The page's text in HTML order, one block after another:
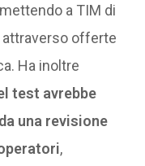
a TIM di
attraverso offerte
Ha inoltre
test avrebbe
una revisione
,